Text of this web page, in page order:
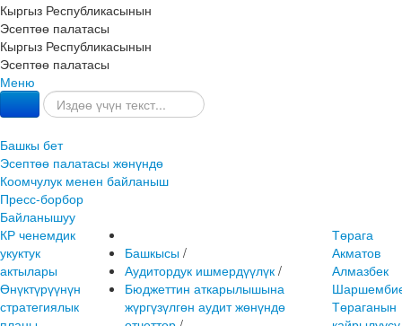
Кыргыз Республикасынын
Эсептөө палатасы
Кыргыз Республикасынын
Эсептөө палатасы
Меню
Башкы бет
Эсептөө палатасы жөнүндө
Коомчулук менен байланыш
Пресс-борбор
Байланышуу
КР ченемдик
укуктук
актылары
Өнүктүрүүнүн
стратегиялык
Башкысы /
Аудитордук ишмердүүлүк /
Бюджеттин аткарылышына
жүргүзүлгөн аудит жөнүндө
Төрага
Акматов
Алмазбек
Төраганын